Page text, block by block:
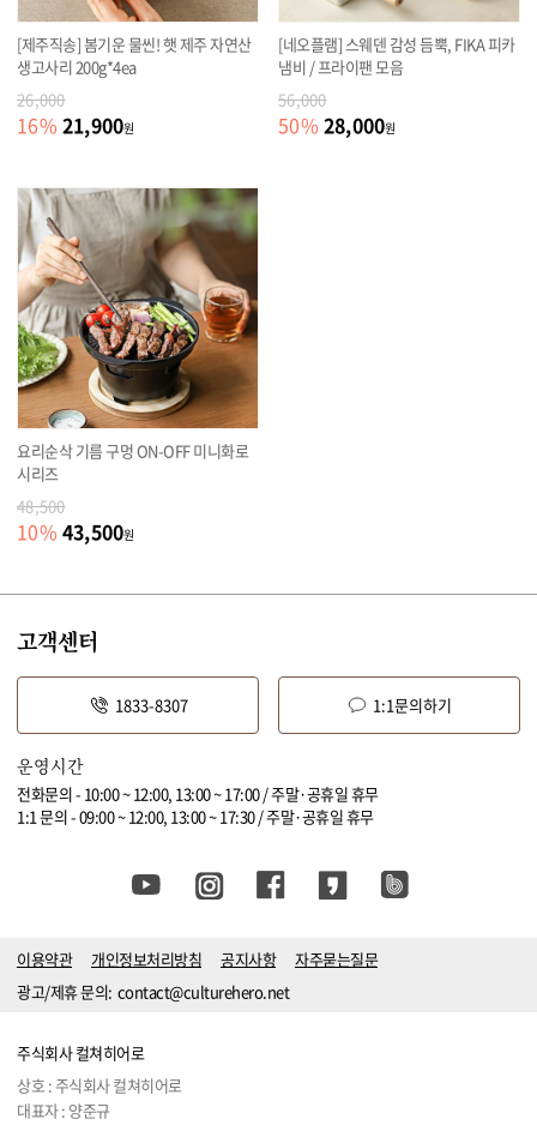
[제주직송] 봄기운 물씬! 햇 제주 자연산
생고사리 200g*4ea
26,000
16% 21,900원
[네오플램] 스웨덴 감성 듬뿍, FIKA 피카
냄비 / 프라이팬 모음
56,000
50% 28,000원
요리순삭 기름 구멍 ON-OFF 미니화로
시리즈
48,500
10% 43,500원
고객센터
1833-8307 1:1문의하기
운영시간
전화문의 - 10:00 ~ 12:00, 13:00 ~ 17:00 / 주말·공휴일 휴무
1:1 문의 - 09:00 ~ 12:00, 13:00 ~ 17:30 / 주말·공휴일 휴무
이용약관 개인정보처리방침 공지사항
자주묻는질문
광고/제휴 문의: contact@culturehero.net
주식회사 컬쳐히어로
상호 : 주식회사 컬쳐히어로
대표자 : 양준규